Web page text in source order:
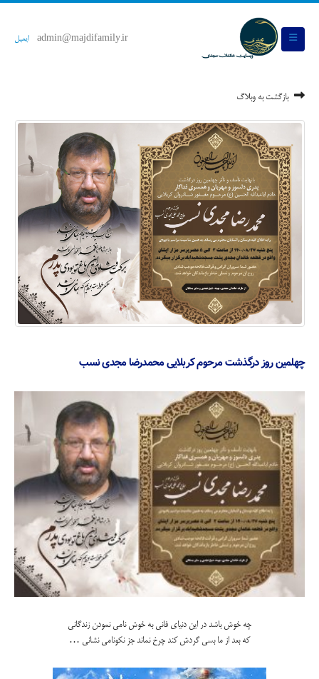
admin@majdifamily.ir ایمیل
بازگشت به وبلاگ
چهلمین روز درگذشت مرحوم کربلایی محمدرضا مجدی نسب
چه خوش باشد در این دنیای فانی به خوش نامی نمودن زندگانی
که بعد از ما بسی گردش کند چرخ نماند جز نکونامی نشانی …